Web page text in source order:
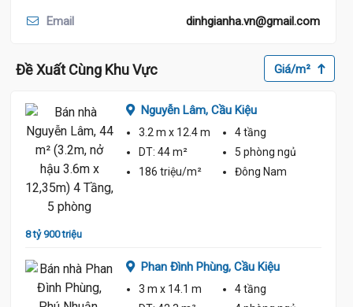
Email dinhgianha.vn@gmail.com
Đề Xuất Cùng Khu Vực Giá/m²
8 tỷ 900 triệu
Nguyễn Lâm, Cầu Kiệu
3.2 m x 12.4 m
4 tầng
DT: 44 m² 5 phòng ngủ
186 triệu/m²
Đông Nam
Phan Đình Phùng, Cầu Kiệu
3 m x 14.1 m
4 tầng